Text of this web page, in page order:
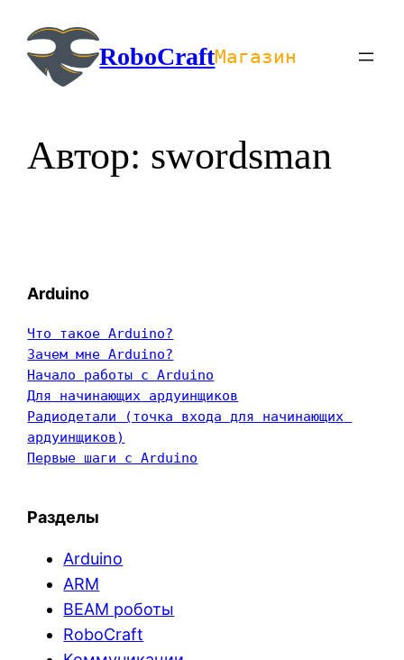
содержимомуRoboCraftМагазин
Автор: swordsman
Arduino
Что такое Arduino?
Зачем мне Arduino?
Начало работы с Arduino
Для начинающих ардуинщиков
Радиодетали (точка входа для начинающих
ардуинщиков)
Первые шаги с Arduino
Разделы
Arduino
ARM
BEAM роботы
RoboCraft